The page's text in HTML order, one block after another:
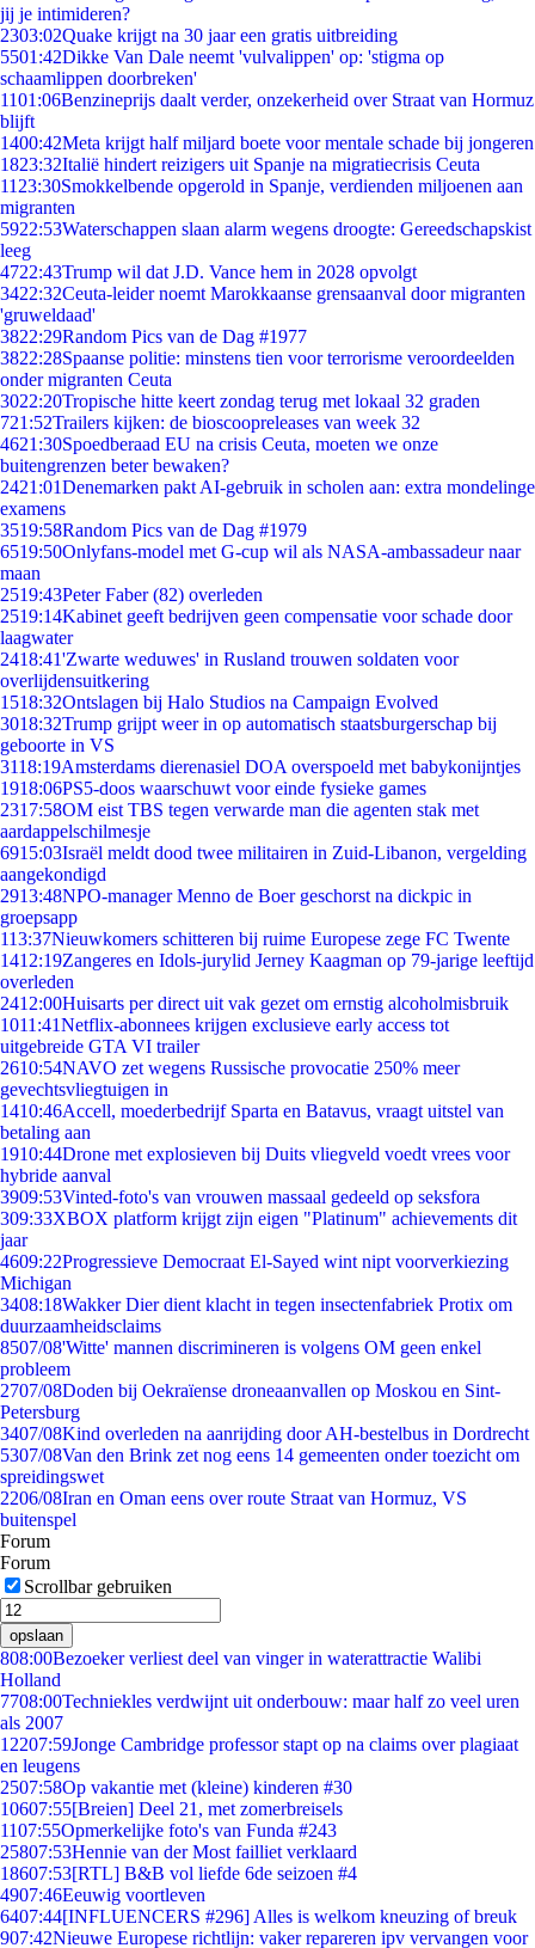
jij je intimideren?
2303:02Quake krijgt na 30 jaar een gratis uitbreiding
5501:42Dikke Van Dale neemt 'vulvalippen' op: 'stigma op
schaamlippen doorbreken'
1101:06Benzineprijs daalt verder, onzekerheid over Straat van Hormuz
blijft
1400:42Meta krijgt half miljard boete voor mentale schade bij jongeren
1823:32Italië hindert reizigers uit Spanje na migratiecrisis Ceuta
11 23:30Smokkelbende opgerold in Spanje, verdienden miljoenen aan
migranten
5922:53Waterschappen slaan alarm wegens droogte: Gereedschapskist
leeg
4722:43Trump wil dat J.D. Vance hem in 2028 opvolgt
3422:32Ceuta-leider noemt Marokkaanse grensaanval door migranten
'gruweldaad'
3822:29Random Pics van de Dag #1977
3822:28Spaanse politie: minstens tien voor terrorisme veroordeelden
onder migranten Ceuta
3022:20Tropische hitte keert zondag terug met lokaal 32 graden
721:52Trailers kijken: de bioscoopreleases van week 32
4621:30Spoedberaad EU na crisis Ceuta, moeten we onze
buitengrenzen beter bewaken?
2421:01Denemarken pakt AI-gebruik in scholen aan: extra mondelinge
examens
3519:58Random Pics van de Dag #1979
6519:50Onlyfans-model met G-cup wil als NASA-ambassadeur naar
maan
2519:43Peter Faber (82) overleden
2519:14Kabinet geeft bedrijven geen compensatie voor schade door
laagwater
2418:41'Zwarte weduwes' in Rusland trouwen soldaten voor
overlijdensuitkering
1518:32Ontslagen bij Halo Studios na Campaign Evolved
3018:32Trump grijpt weer in op automatisch staatsburgerschap bij
geboorte in VS
3118:19Amsterdams dierenasiel DOA overspoeld met babykonijntjes
1918:06PS5-doos waarschuwt voor einde fysieke games
2317:58OM eist TBS tegen verwarde man die agenten stak met
aardappelschilmesje
6915:03Israël meldt dood twee militairen in Zuid-Libanon, vergelding
aangekondigd
2913:48NPO-manager Menno de Boer geschorst na dickpic in
groepsapp
113:37Nieuwkomers schitteren bij ruime Europese zege FC Twente
1412:19Zangeres en Idols-jurylid Jerney Kaagman op 79-jarige leeftijd
overleden
2412:00Huisarts per direct uit vak gezet om ernstig alcoholmisbruik
1011:41Netflix-abonnees krijgen exclusieve early access tot
uitgebreide GTA VI trailer
2610:54NAVO zet wegens Russische provocatie 250% meer
gevechtsvliegtuigen in
1410:46Accell, moederbedrijf Sparta en Batavus, vraagt uitstel van
betaling aan
1910:44Drone met explosieven bij Duits vliegveld voedt vrees voor
hybride aanval
3909:53Vinted-foto's van vrouwen massaal gedeeld op seksfora
309:33XBOX platform krijgt zijn eigen "Platinum" achievements dit
jaar
4609:22Progressieve Democraat El-Sayed wint nipt voorverkiezing
Michigan
3408:18Wakker Dier dient klacht in tegen insectenfabriek Protix om
duurzaamheidsclaims
8507/08'Witte' mannen discrimineren is volgens OM geen enkel
probleem
2707/08Doden bij Oekraïense droneaanvallen op Moskou en Sint-
Petersburg
3407/08Kind overleden na aanrijding door AH-bestelbus in Dordrecht
5307/08Van den Brink zet nog eens 14 gemeenten onder toezicht om
spreidingswet
2206/08Iran en Oman eens over route Straat van Hormuz, VS
buitenspel
Forum
Forum
Scrollbar gebruiken
opslaan
808:00Bezoeker verliest deel van vinger in waterattractie Walibi
Holland
7708:00Techniekles verdwijnt uit onderbouw: maar half zo veel uren
als 2007
12207:59Jonge Cambridge professor stapt op na claims over plagiaat
en leugens
2507:58Op vakantie met (kleine) kinderen #30
10607:55[Breien] Deel 21, met zomerbreisels
1107:55Opmerkelijke foto's van Funda #243
25807:53Hennie van der Most failliet verklaard
18607:53[RTL] B&B vol liefde 6de seizoen #4
4907:46Eeuwig voortleven
6407:44[INFLUENCERS #296] Alles is welkom kneuzing of breuk
907:42Nieuwe Europese richtlijn: vaker repareren ipv vervangen voor